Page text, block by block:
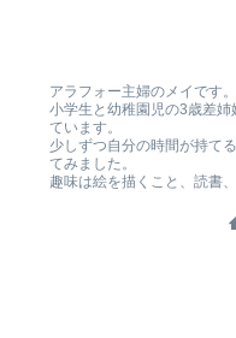
アラフォー主婦のメイです。
小学生と幼稚園児の3歳差
ています。
少しずつ自分の時間が持て
てみました。
趣味は絵を描くこと、読書